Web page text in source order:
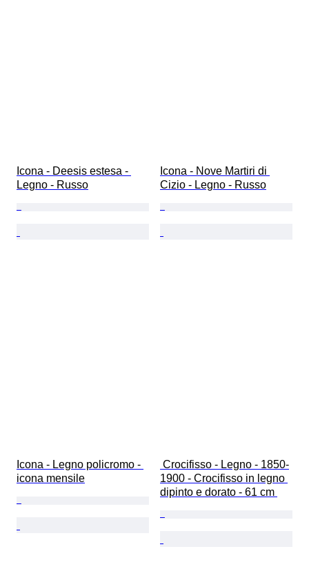
Icona - Deesis estesa -
Legno - Russo
Icona - Nove Martiri di
Cizio - Legno - Russo
Icona - Legno policromo -
icona mensile
1900 - Crocifisso in legno
dipinto e dorato - 61 cm